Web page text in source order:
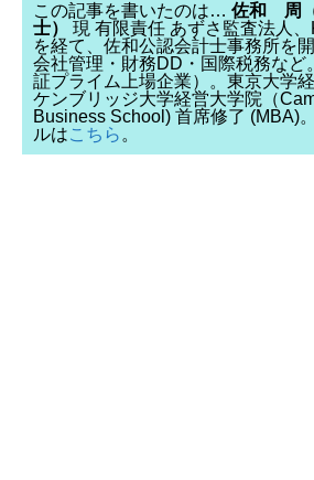
この記事を書いたのは… 佐和 周
士）
現 有限責任 あずさ監査法人
を経て、佐和公認会計士事務所を
会社管理・財務DD・国際税務など
証プライム上場企業）。東京大学
ケンブリッジ大学経営大学院（
Business School) 首席修了 (MBA)
ルはこちら 。